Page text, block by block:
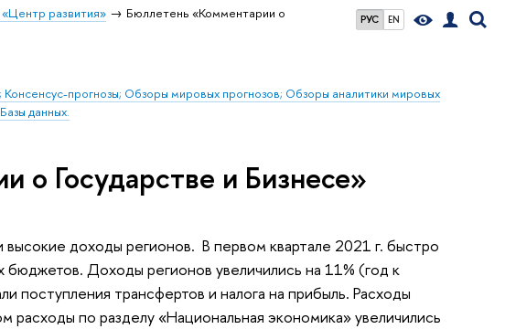
РУС EN
развития»
Бюллетень «Комментарии о
прогнозы; Обзоры мировых прогнозов; Обзоры аналитики мировых
данных.
о Государстве и Бизнесе»
доходы регионов. В первом квартале 2021 г. быстро
бюджетов. Доходы регионов увеличились на 11% (год к
поступления трансфертов и налога на прибыль. Расходы
расходы по разделу «Национальная экономика» увеличились